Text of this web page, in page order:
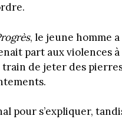
, le jeune homme
part aux violences
de jeter des
pour s’expliquer,